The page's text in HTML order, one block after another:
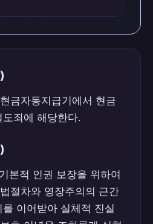
형사소송 절차를 통하여
해진 절차에 따르지 아
라는 이유만을 내세워
소송법이 형사소송에
현금자동지급기에서 현
금자동지급기에서 현금
죄에 해당한다.
본적 인권 보장을 위하여
절차와 영장주의의 근간
이어받아 실체적 진실